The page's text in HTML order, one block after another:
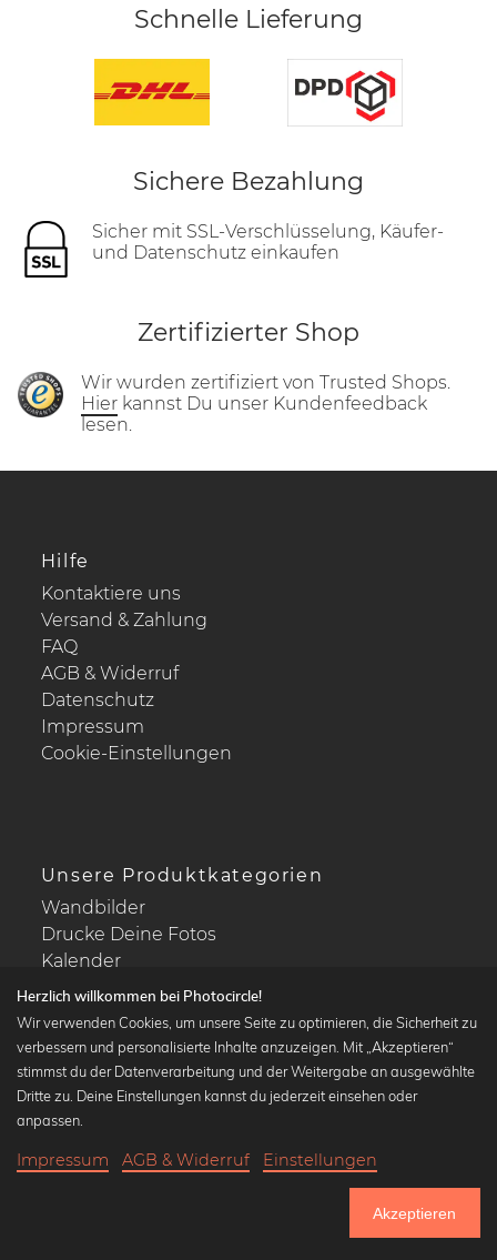
Bis Donnerstag: 20% Rabatt auf alle Bilder
Schnelle Lieferung
Sichere Bezahlung
Sicher mit SSL-Verschlüsselung, Käufer-
und Datenschutz einkaufen
Zertifizierter Shop
Wir wurden zertifiziert von Trusted Shops.
Hier kannst Du unser Kundenfeedback
lesen.
Hilfe
Kontaktiere uns
Versand & Zahlung
FAQ
AGB & Widerruf
Datenschutz
Impressum
Cookie-Einstellungen
Unsere Produktkategorien
Wandbilder
Drucke Deine Fotos
Kalender
Beliebte Kollektionen
Wandbilder in schwarz-weiß
Klassiker der Kunstgeschichte
Herzlich willkommen bei Photocircle!
Wir verwenden Cookies, um unsere Seite zu optimieren, die Sicherheit zu
verbessern und personalisierte Inhalte anzuzeigen. Mit „Akzeptieren“
stimmst du der Datenverarbeitung und der Weitergabe an ausgewählte
Dritte zu. Deine Einstellungen kannst du jederzeit einsehen oder
anpassen.
Impressum AGB & Widerruf Einstellungen
Akzeptieren